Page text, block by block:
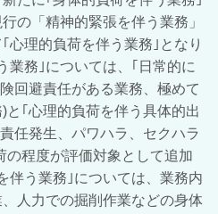
の「精神的緊張を伴う業務」
心理的負荷を伴う業務｣となり
業務｣については、｢日常的に
回避責任がある業務、極めて
｢心理的負荷を伴う具体的出
任発生、パワハラ、セクハラ
の程度が評価対象として追加
伴う業務｣については、業務内
人力での掘削作業などの身体